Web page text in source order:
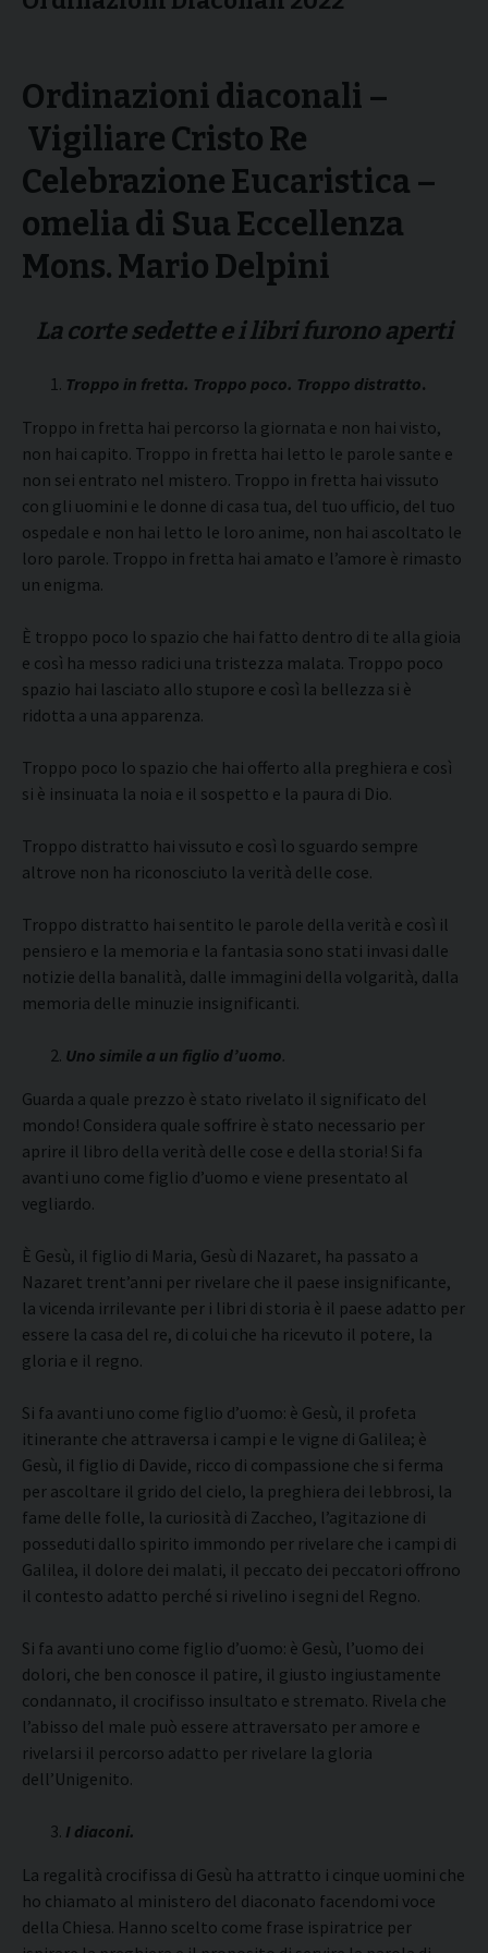
Ordinazioni diaconali –
Vigiliare Cristo Re
Celebrazione Eucaristica –
omelia di Sua Eccellenza
Mons. Mario Delpini
La corte sedette e i libri furono aperti
Troppo in fretta. Troppo poco. Troppo distratto.
Troppo in fretta hai percorso la giornata e non hai visto,
non hai capito. Troppo in fretta hai letto le parole sante e
non sei entrato nel mistero. Troppo in fretta hai vissuto
con gli uomini e le donne di casa tua, del tuo ufficio, del tuo
ospedale e non hai letto le loro anime, non hai ascoltato le
loro parole. Troppo in fretta hai amato e l’amore è rimasto
un enigma.
È troppo poco lo spazio che hai fatto dentro di te alla gioia
e così ha messo radici una tristezza malata. Troppo poco
spazio hai lasciato allo stupore e così la bellezza si è
ridotta a una apparenza.
Troppo poco lo spazio che hai offerto alla preghiera e così
si è insinuata la noia e il sospetto e la paura di Dio.
Troppo distratto hai vissuto e così lo sguardo sempre
altrove non ha riconosciuto la verità delle cose.
Troppo distratto hai sentito le parole della verità e così il
pensiero e la memoria e la fantasia sono stati invasi dalle
notizie della banalità, dalle immagini della volgarità, dalla
memoria delle minuzie insignificanti.
Uno simile a un figlio d’uomo.
Guarda a quale prezzo è stato rivelato il significato del
mondo! Considera quale soffrire è stato necessario per
aprire il libro della verità delle cose e della storia! Si fa
avanti uno come figlio d’uomo e viene presentato al
vegliardo.
È Gesù, il figlio di Maria, Gesù di Nazaret, ha passato a
Nazaret trent’anni per rivelare che il paese insignificante,
la vicenda irrilevante per i libri di storia è il paese adatto per
essere la casa del re, di colui che ha ricevuto il potere, la
gloria e il regno.
Si fa avanti uno come figlio d’uomo: è Gesù, il profeta
itinerante che attraversa i campi e le vigne di Galilea; è
Gesù, il figlio di Davide, ricco di compassione che si ferma
per ascoltare il grido del cielo, la preghiera dei lebbrosi, la
fame delle folle, la curiosità di Zaccheo, l’agitazione di
posseduti dallo spirito immondo per rivelare che i campi di
Galilea, il dolore dei malati, il peccato dei peccatori offrono
il contesto adatto perché si rivelino i segni del Regno.
Si fa avanti uno come figlio d’uomo: è Gesù, l’uomo dei
dolori, che ben conosce il patire, il giusto ingiustamente
condannato, il crocifisso insultato e stremato. Rivela che
l’abisso del male può essere attraversato per amore e
rivelarsi il percorso adatto per rivelare la gloria
dell’Unigenito.
I diaconi.
La regalità crocifissa di Gesù ha attratto i cinque uomini che
ho chiamato al ministero del diaconato facendomi voce
della Chiesa. Hanno scelto come frase ispiratrice per